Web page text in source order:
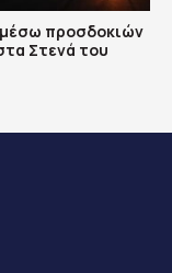
μέσω προσδοκιών
Στενά του